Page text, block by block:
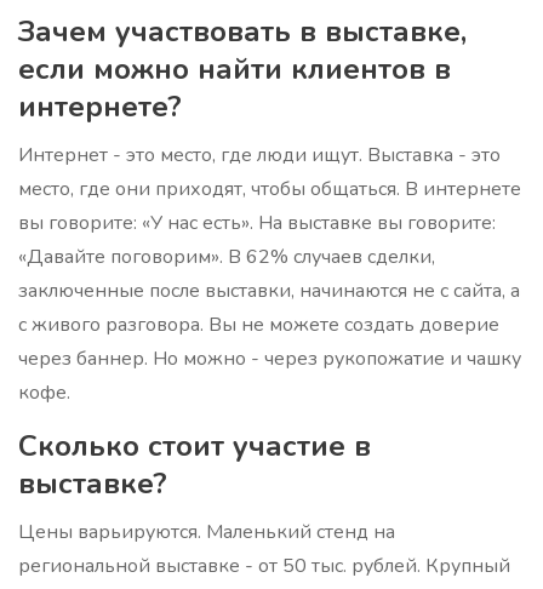
Зачем участвовать в выставке,
если можно найти клиентов в
интернете?
Интернет - это место, где люди ищут. Выставка - это
место, где они приходят, чтобы общаться. В интернете
вы говорите: «У нас есть». На выставке вы говорите:
«Давайте поговорим». В 62% случаев сделки,
заключенные после выставки, начинаются не с сайта, а
с живого разговора. Вы не можете создать доверие
через баннер. Но можно - через рукопожатие и чашку
кофе.
Сколько стоит участие в
выставке?
Цены варьируются. Маленький стенд на
региональной выставке - от 50 тыс. рублей. Крупный